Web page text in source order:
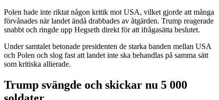
Polen hade inte riktat någon kritik mot USA, vilket gjorde att många
förvånades när landet ändå drabbades av åtgärden. Trump reagerade
snabbt och ringde upp Hegseth direkt för att ifrågasätta beslutet.
Under samtalet betonade presidenten de starka banden mellan USA
och Polen och slog fast att landet inte ska behandlas på samma sätt
som kritiska allierade.
Trump svängde och skickar nu 5 000